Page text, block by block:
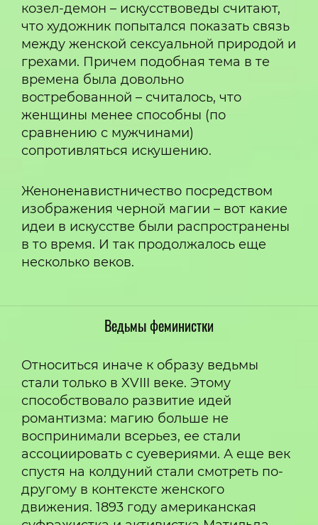
козел-демон – искусствоведы считают,
что художник попытался показать связь
между женской сексуальной природой и
грехами. Причем подобная тема в те
времена была довольно
востребованной – считалось, что
женщины менее способны (по
сравнению с мужчинами)
сопротивляться искушению.
Женоненавистничество посредством
изображения черной магии – вот какие
идеи в искусстве были распространены
в то время. И так продолжалось еще
несколько веков.
Ведьмы феминистки
Относиться иначе к образу ведьмы
стали только в XVIII веке. Этому
способствовало развитие идей
романтизма: магию больше не
воспринимали всерьез, ее стали
ассоциировать с суевериями. А еще век
спустя на колдуний стали смотреть по-
другому в контексте женского
движения. 1893 году американская